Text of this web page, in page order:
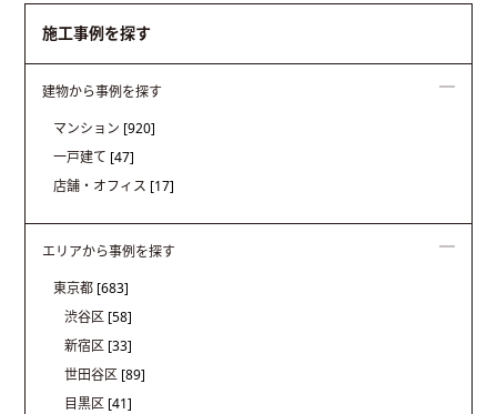
施工事例を探す
建物から事例を探す
マンション [920]
一戸建て [47]
店舗・オフィス [17]
エリアから事例を探す
東京都 [683]
渋谷区 [58]
新宿区 [33]
世田谷区 [89]
目黒区 [41]